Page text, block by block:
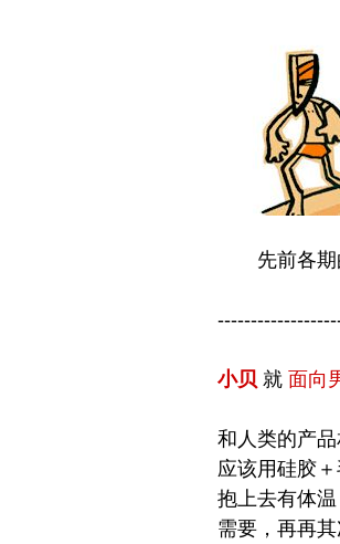
先前各期
小贝 就 面向
和人类的产
应该用硅胶
抱上去有体
需要，再再